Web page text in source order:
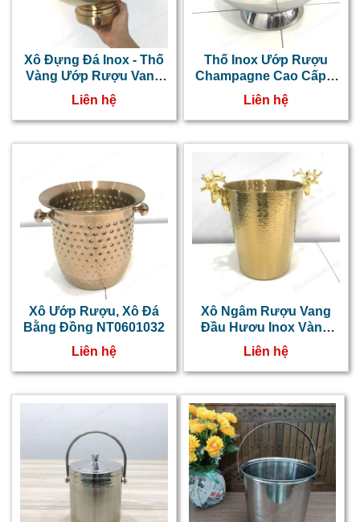
Xô Đựng Đá Inox - Thố
Vàng Ướp Rượu Vang
NT0601034
Liên hệ
Thố Inox Ướp Rượu
Champagne Cao Cấp 2
Lớp NT0601033
Liên hệ
Xô Ướp Rượu, Xô Đá
Bằng Đồng NT0601032
Liên hệ
Xô Ngâm Rượu Vang
Đầu Hươu Inox Vàng
Vân Nổi NT0601031
Liên hệ